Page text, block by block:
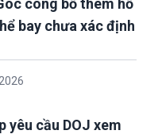
công bố thêm hồ
bay chưa xác định
yêu cầu DOJ xem